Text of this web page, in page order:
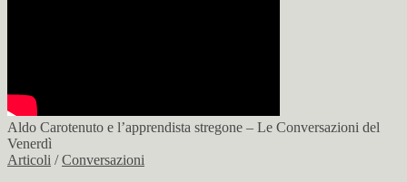
Aldo Carotenuto e l’apprendista stregone – Le Conversazioni del
Venerdì
Articoli /Conversazioni